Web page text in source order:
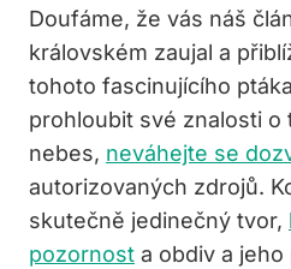
Doufáme, že vás náš
královském zaujal a
tohoto fascinujícího
prohloubit své znalosti o
nebes, neváhejte se
autorizovaných zdrojů.
skutečně jedinečný tvor,
pozornost a obdiv a